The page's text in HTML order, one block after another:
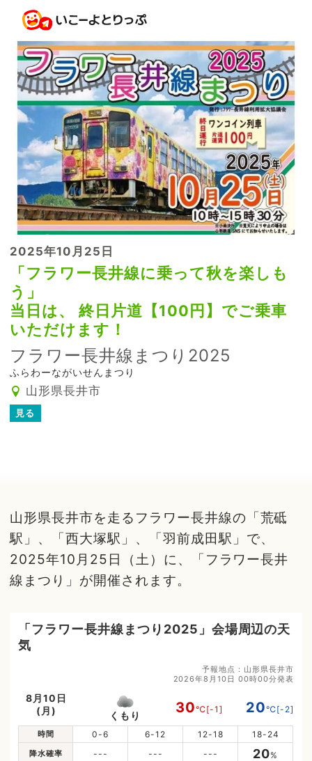
2025年10月25日
「フラワー長井線に乗って秋を楽しも
う」
当日は、 終日片道【100円】でご乗車
いただけます！
フラワー長井線まつり2025
ふらわーながいせんまつり
山形県長井市
見る
山形県長井市を走るフラワー長井線の「荒砥
駅」、「西大塚駅」、「羽前成田駅」で、
2025年10月25日（土）に、「フラワー長井
線まつり」が開催されます。
「フラワー長井線まつり2025」会場周辺の天
気
予報地点：山形県長井市
2026年8月10日 00時00分発表
8月10日
(月)
くもり 30℃[-1] 20℃[-2]
時間 0-6 6-12 12-18 18-24
降水確率 --- --- --- 20%